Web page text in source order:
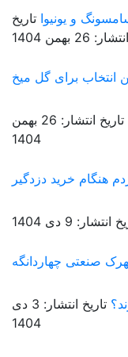
و یونیوا تاریخ
1404
برای گل میخ
تاریخ انتشار: 26 بهمن
1404
خرید دزدگیر
9 دی 1404
چهاردانگه
تاریخ انتشار: 3 دی
1404